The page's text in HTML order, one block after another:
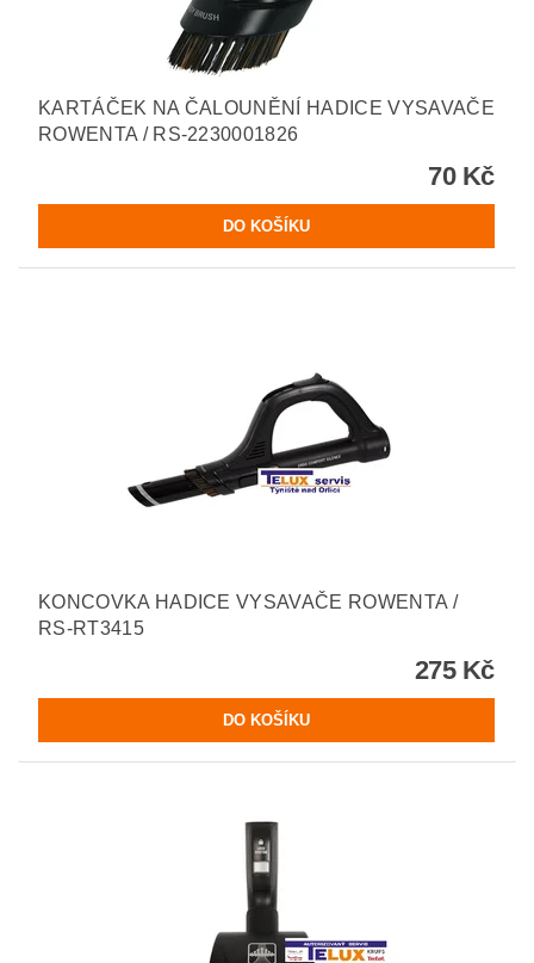
KARTÁČEK NA ČALOUNĚNÍ HADICE VYSAVAČE
ROWENTA / RS-2230001826
70 Kč
KONCOVKA HADICE VYSAVAČE ROWENTA /
RS-RT3415
275 Kč